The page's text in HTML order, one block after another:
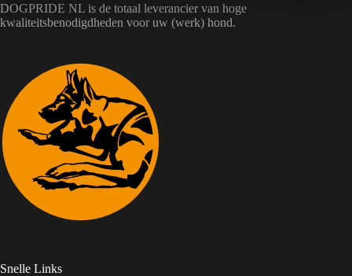
DOGPRIDE NL is de totaal leverancier van hoge
kwaliteitsbenodigdheden voor uw (werk) hond.
Snelle Links